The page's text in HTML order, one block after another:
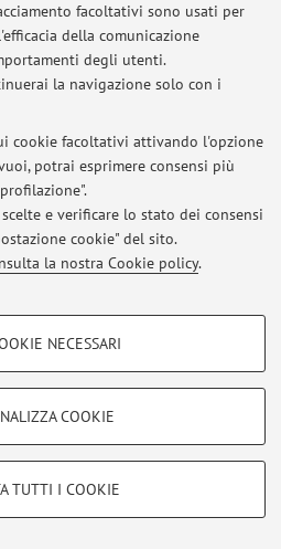
facoltativi sono usati per
della comunicazione
degli utenti.
la navigazione solo con i
cookie facoltativi attivando l'opzione
potrai esprimere consensi più
e verificare lo stato dei consensi
cookie" del sito.
la nostra Cookie policy.
- FACOLTATIVI
a titolo esemplificativo, per il corretto
NECESSARI
COOKIE
TUTTI I COOKIE
tutti i contenuti del sito.
- Università di Bologna - Via
- Partita IVA: 01131710376
| Impostazioni Cookie